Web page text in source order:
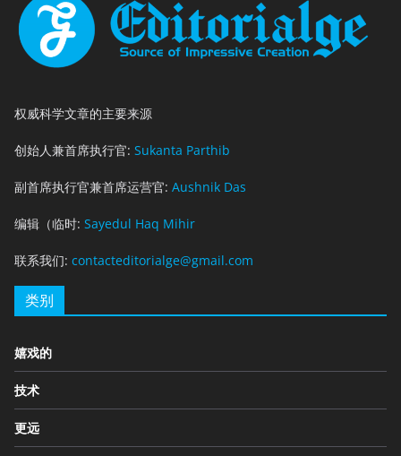
权威科学文章的主要来源
创始人兼首席执行官: Sukanta Parthib
副首席执行官兼首席运营官: Aushnik Das
编辑（临时: Sayedul Haq Mihir
联系我们: contacteditorialge@gmail.com
类别
嬉戏的
技术
更远